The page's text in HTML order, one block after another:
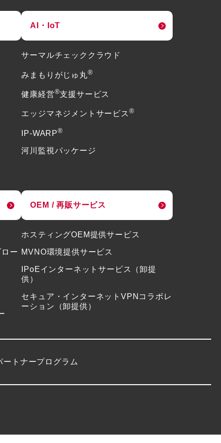
AI・IoT
サーマルチェッククラウド
みまもりがじゅ丸®
健康経営®支援サービス
エッジマネジメントサービス ®
IP-WARP®
河川監視パッケージ
ー
OEM / 再販サービス
ホスティングOEM提供サービス
MVNO環境提供サービス
IPoEインターネットサービス（卸提
供）
セキュア・インターネットVPNコラボレ
ーション（卸提供）
ートナープログラム